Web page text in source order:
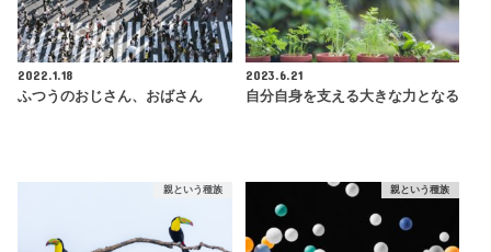
2022.1.18
ふつうのおじさん、おばさん
2023.6.21
自分自身を支える大きな力となる
親という種族 親という種族